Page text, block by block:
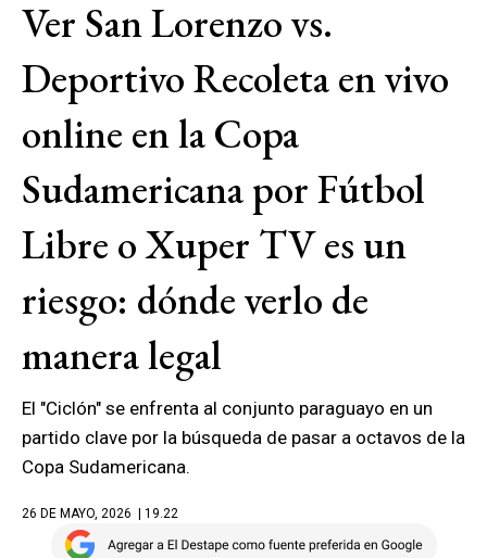
Ver San Lorenzo vs.
Deportivo Recoleta en vivo
online en la Copa
Sudamericana por Fútbol
Libre o Xuper TV es un
riesgo: dónde verlo de
manera legal
El "Ciclón" se enfrenta al conjunto paraguayo en un
partido clave por la búsqueda de pasar a octavos de la
Copa Sudamericana.
26 DE MAYO, 2026 | 19.22